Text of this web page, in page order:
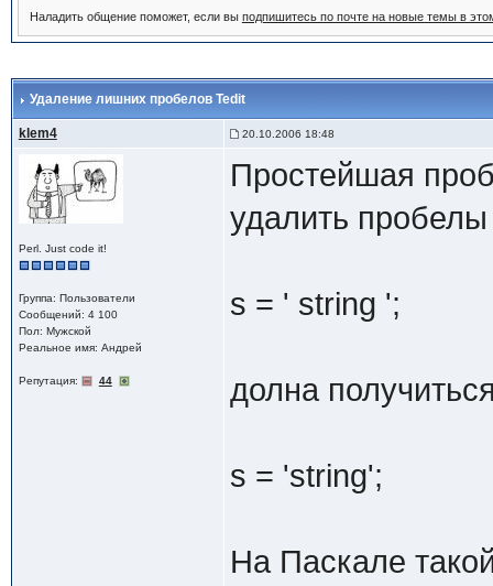
Наладить общение поможет, если вы подпишитесь по почте на новые темы в
Удаление лишних пробелов Tedit
klem4 20.10.2006 18:48
Perl. Just code it!
Группа: Пользователи
Сообщений: 4 100
Пол: Мужской
Реальное имя: Андрей
Репутация: 44
Простейшая
удалить пробелы
s = ' string ';
долна
s = 'string';
На Паскале